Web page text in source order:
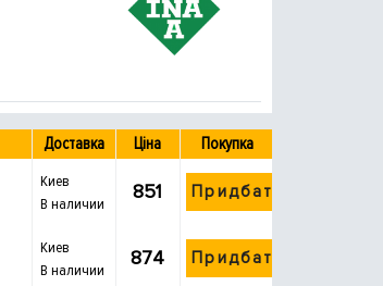
Доставка Ціна Покупка
Киев
В наличии
851 Придбати
Киев
В наличии
874 Придбати